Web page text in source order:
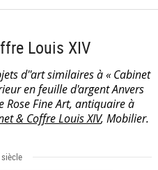
Louis XIV
d''art similaires à « Cabinet
en feuille d'argent Anvers
Rose Fine Art, antiquaire à
& Coffre Louis XIV, Mobilier.